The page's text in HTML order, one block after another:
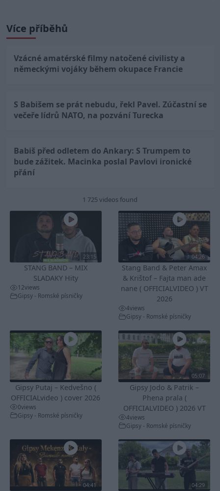
Více příběhů
Vzácné amatérské filmy natočené civilisty a
německými vojáky během okupace Francie
S Babišem se prát nebudu, řekl Pavel. Zúčastní se
večeře lídrů NATO, na pozvání Turecka
Babiš před odletem do Ankary: S Trumpem to
bude zážitek. Macinka poslal Pavlovi ironické
přání
1 725 videos found
23:15
STANG BAND – MIX
SLADAKY Hity
12views
Gipsy - Romské písničky
04:26
Stang Band & Peter Amax
& Krištof – Fajta man ade
nane ( OFFICIALVIDEO ) VT
2026
4views
Gipsy - Romské písničky
Gipsy Putaj – Kedvešno (
OFFICIALvideo ) cover 2026
0views
Gipsy - Romské písničky
05:07
Gipsy Jodo & Patrik –
Phena prala (
OFFICIALVIDEO ) 2026 VT
4views
Gipsy - Romské písničky
04:41 04:29